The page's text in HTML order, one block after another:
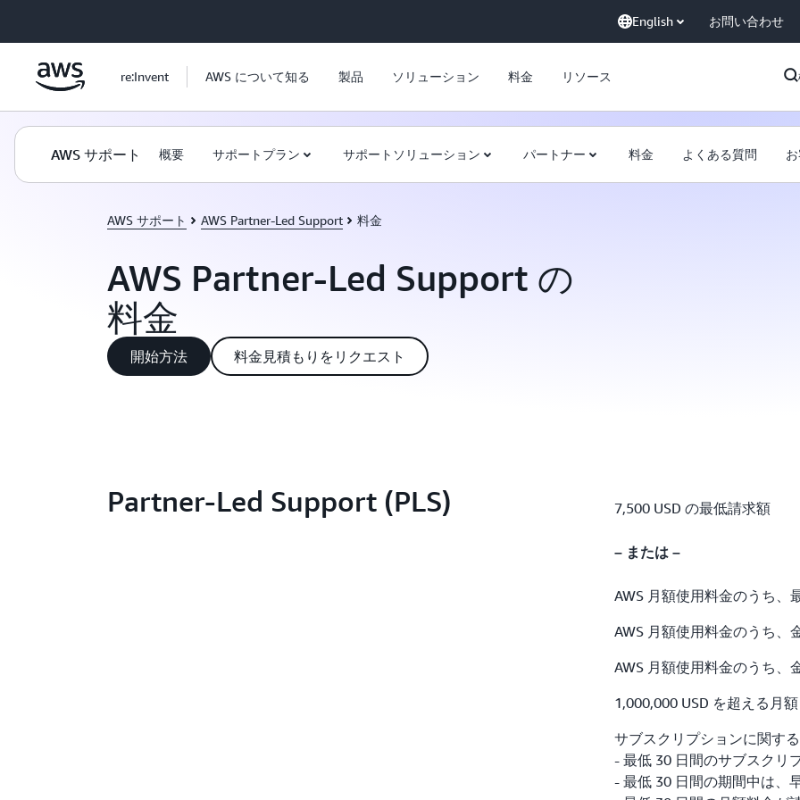
English お問い合わせ
re:Invent AWS について知る 製品 ソリューション 料金 リソース
AWS サポート 概要 サポートプラン サポートソリューション パートナー 料金 よくある質問
AWS サポート AWS Partner-Led Support 料金
AWS Partner-Led Support の
料金
開始方法 料金見積もりをリクエスト
Partner-Led Support (PLS) 7,500 USD の最低請求額
– または –
AWS 月額使用料金のうち、
AWS 月額使用料金のうち、
AWS 月額使用料金のうち、
1,000,000 USD を超える月
サブスクリプションに関す
- 最低 30 日間のサブスクリ
- 最低 30 日間の期間中は、